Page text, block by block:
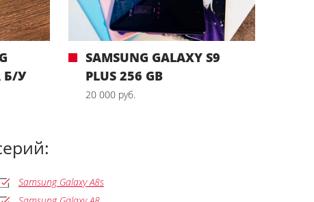
Б/У
SAMSUNG GALAXY S9
PLUS 256 GB
20 000 руб.
Samsung Galaxy A8s